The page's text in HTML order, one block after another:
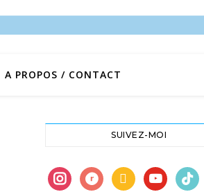
A PROPOS / CONTACT
SUIVEZ-MOI
instagram
ravelrybook youtubetiktok